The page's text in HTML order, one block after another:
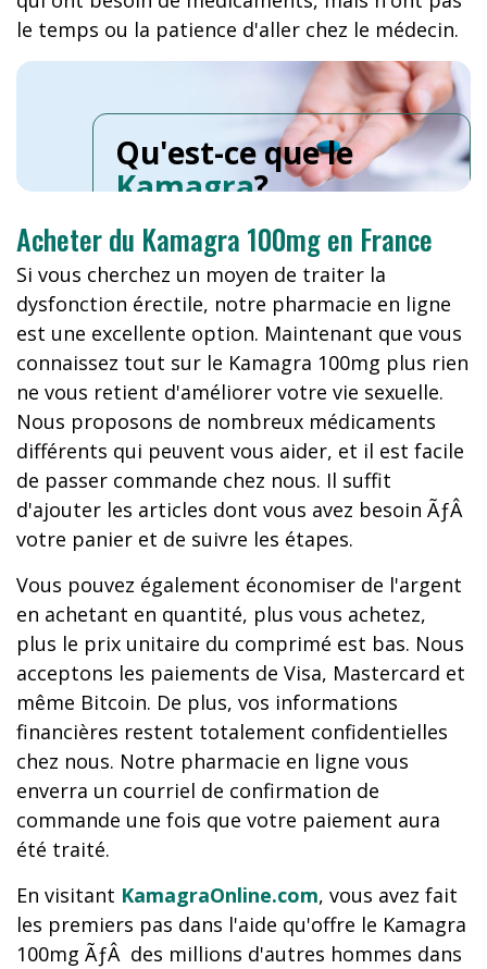
le temps ou la patience d'aller chez le médecin.
Qu'est-ce que le
Kamagra?
Acheter du Kamagra 100mg en France
Si vous cherchez un moyen de traiter la
dysfonction érectile, notre pharmacie en ligne
est une excellente option. Maintenant que vous
connaissez tout sur le Kamagra 100mg plus rien
ne vous retient d'améliorer votre vie sexuelle.
Nous proposons de nombreux médicaments
différents qui peuvent vous aider, et il est facile
de passer commande chez nous. Il suffit
d'ajouter les articles dont vous avez besoin ÃƒÂ
votre panier et de suivre les étapes.
Vous pouvez également économiser de l'argent
en achetant en quantité, plus vous achetez,
plus le prix unitaire du comprimé est bas. Nous
acceptons les paiements de Visa, Mastercard et
même Bitcoin. De plus, vos informations
financières restent totalement confidentielles
chez nous. Notre pharmacie en ligne vous
enverra un courriel de confirmation de
commande une fois que votre paiement aura
été traité.
En visitant KamagraOnline.com, vous avez fait
les premiers pas dans l'aide qu'offre le Kamagra
100mg ÃƒÂ des millions d'autres hommes dans